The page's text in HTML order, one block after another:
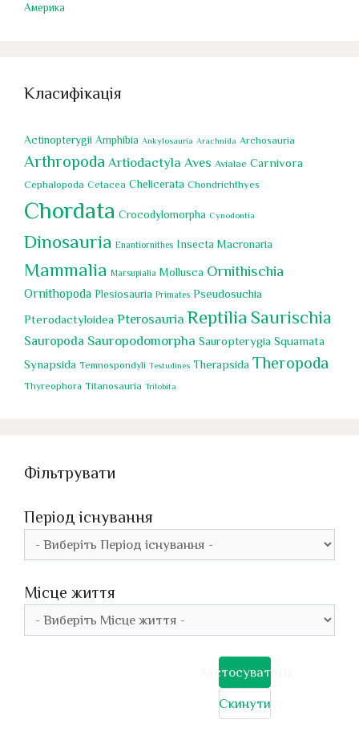
Америка
Класифікація
Actinopterygii Amphibia Ankylosauria Arachnida Archosauria
Arthropoda Artiodactyla Aves Avialae Carnivora
Cephalopoda Cetacea Chelicerata Chondrichthyes
Chordata Crocodylomorpha Cynodontia
Dinosauria Enantiornithes Insecta Macronaria
Mammalia Marsupialia Mollusca Ornithischia
Ornithopoda Plesiosauria Primates Pseudosuchia
Pterodactyloidea Pterosauria Reptilia Saurischia
Sauropoda Sauropodomorpha Sauropterygia Squamata
Synapsida Temnospondyli Testudines Therapsida Theropoda
Thyreophora Titanosauria Trilobita
Фільтрувати
Період існування
Місце життя
Застосувати
Скинути